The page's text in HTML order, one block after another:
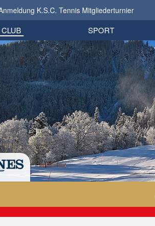
K.S.C. Tennis Mitgliederturnier
SPORT
Biathlon 2018